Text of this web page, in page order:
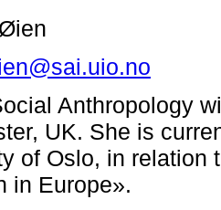
Anthropology
UK. She is
of Oslo, in relation
in Europe».